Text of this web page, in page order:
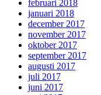
februari 2018
januari 2018
december 2017
november 2017
oktober 2017
september 2017
augusti 2017
juli 2017
juni 2017